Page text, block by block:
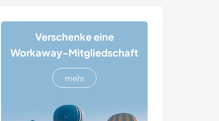
Verschenke eine
Workaway-Mitgliedschaft
mehr